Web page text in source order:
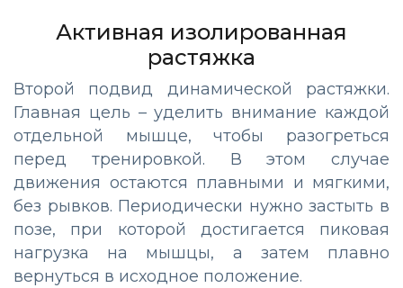
Активная изолированная
растяжка
Второй подвид динамической растяжки.
Главная цель – уделить внимание каждой
отдельной мышце, чтобы разогреться
перед тренировкой. В этом случае
движения остаются плавными и мягкими,
без рывков. Периодически нужно застыть в
позе, при которой достигается пиковая
нагрузка на мышцы, а затем плавно
вернуться в исходное положение.